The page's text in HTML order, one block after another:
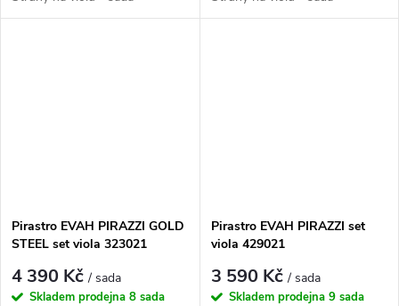
Pirastro EVAH PIRAZZI GOLD
STEEL set viola 323021
4 390 Kč/ sada
Skladem prodejna 8 sada
Pirastro EVAH PIRAZZI set
viola 429021
3 590 Kč/ sada
Skladem prodejna 9 sada